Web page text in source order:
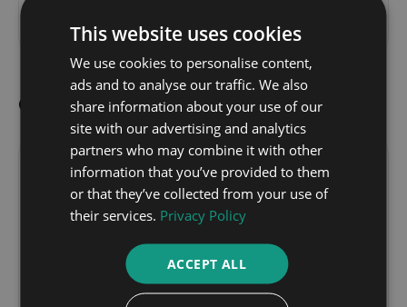
Olulisemad prototüübid
Tootmismasinate operaatorite
koolitussimulaator
tootmismasinate operaatorite koolitamiseks.
Rakendus kuvab töötavat masinat koos
This website uses cookies
We use cookies to personalise content,
ads and to analyse our traffic. We also
share information about your use of our
site with our advertising and analytics
partners who may combine it with other
information that you’ve provided to them
or that they’ve collected from your use of
their services. Privacy Policy
ACCEPT ALL